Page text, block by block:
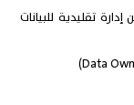
تقليدية للبيانات